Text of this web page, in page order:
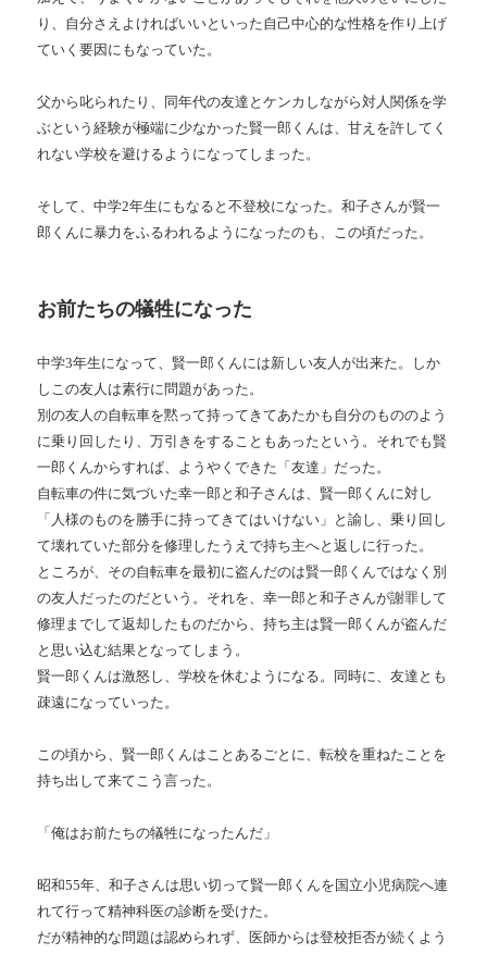
り、自分さえよければいいといった自己中心的な性格を作り上げ
ていく要因にもなっていた。
父から叱られたり、同年代の友達とケンカしながら対人関係を学
ぶという経験が極端に少なかった賢一郎くんは、甘えを許してく
れない学校を避けるようになってしまった。
そして、中学2年生にもなると不登校になった。和子さんが賢一
郎くんに暴力をふるわれるようになったのも、この頃だった。
お前たちの犠牲になった
中学3年生になって、賢一郎くんには新しい友人が出来た。しか
しこの友人は素行に問題があった。
別の友人の自転車を黙って持ってきてあたかも自分のもののよう
に乗り回したり、万引きをすることもあったという。 それでも賢
一郎くんからすれば、ようやくできた「友達」だった。
自転車の件に気づいた幸一郎と和子さんは、賢一郎くんに対し
「人様のものを勝手に持ってきてはいけない」と諭し、乗り回し
て壊れていた部分を修理したうえで持ち主へと返しに行った。
ところが、その自転車を最初に盗んだのは賢一郎くんではなく別
の友人だったのだという。それを、幸一郎と和子さんが謝罪して
修理までして返却したものだから、持ち主は賢一郎くんが盗んだ
と思い込む結果となってしまう。
賢一郎くんは激怒し、学校を休むようになる。同時に、友達とも
疎遠になっていった。
この頃から、賢一郎くんはことあるごとに、転校を重ねたことを
持ち出して来てこう言った。
「俺はお前たちの犠牲になったんだ」
昭和55年、和子さんは思い切って賢一郎くんを国立小児病院へ連
れて行って精神科医の診断を受けた。
だが精神的な問題は認められず、医師からは登校拒否が続くよう